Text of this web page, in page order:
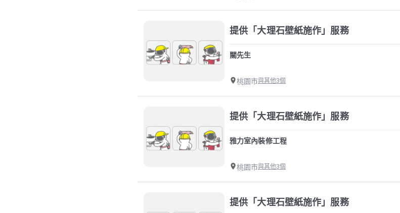
提供「大理石壁紙施作」服務
關先生
桃園市與其他3個
提供「大理石壁紙施作」服務
雅力室內裝修工程
桃園市與其他3個
提供「大理石壁紙施作」服務